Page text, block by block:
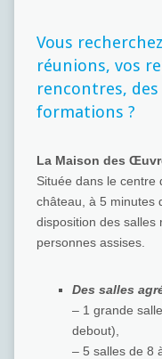
Vous
réunions, vos
rencontres,
formations ?
La Maison des
Située dans le centre
château, à 5 minutes
disposition des salles
personnes assises.
Des salles
– 1 grande
debout),
– 5 salles de 8